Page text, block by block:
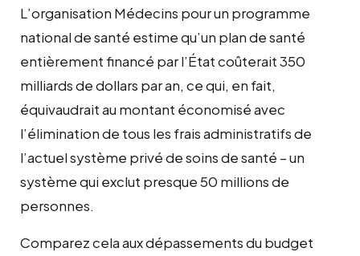
L’organisation Médecins pour un programme
national de santé estime qu’un plan de santé
entièrement financé par l’État coûterait 350
milliards de dollars par an, ce qui, en fait,
équivaudrait au montant économisé avec
l’élimination de tous les frais administratifs de
l’actuel système privé de soins de santé – un
système qui exclut presque 50 millions de
personnes.
Comparez cela aux dépassements du budget